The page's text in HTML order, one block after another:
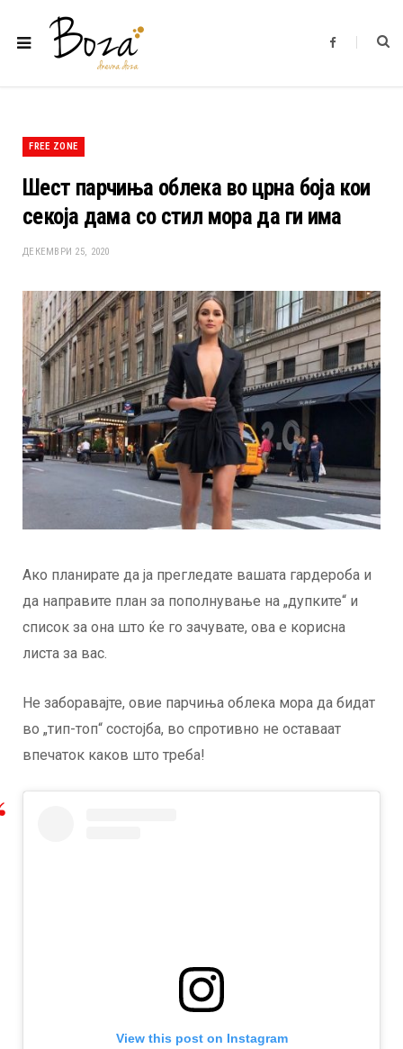
F
b
FREE ZONE
Шест парчиња облека во црна боја кои
секоја дама со стил мора да ги има
ДЕКЕМВРИ 25, 2020
Ако планирате да ја прегледате вашата гардероба и
да направите план за пополнување на „дупките“ и
список за она што ќе го зачувате, ова е корисна
листа за вас.
Не заборавајте, овие парчиња облека мора да бидат
во „тип-топ“ состојба, во спротивно не оставаат
впечаток каков што треба!
View this post on Instagram